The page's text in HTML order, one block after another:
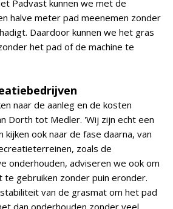
Padvast kunnen we met de
halve meter pad meenemen zonder
Daardoor kunnen we het gras
het pad of de machine te
naar de aanleg en de kosten
Dorth tot Medler. 'Wij zijn echt een
ook naar de fase daarna, van
zoals de
onderhouden, adviseren we ook om
te gebruiken zonder puin eronder.
van de grasmat om het pad
dan onderhouden zonder veel